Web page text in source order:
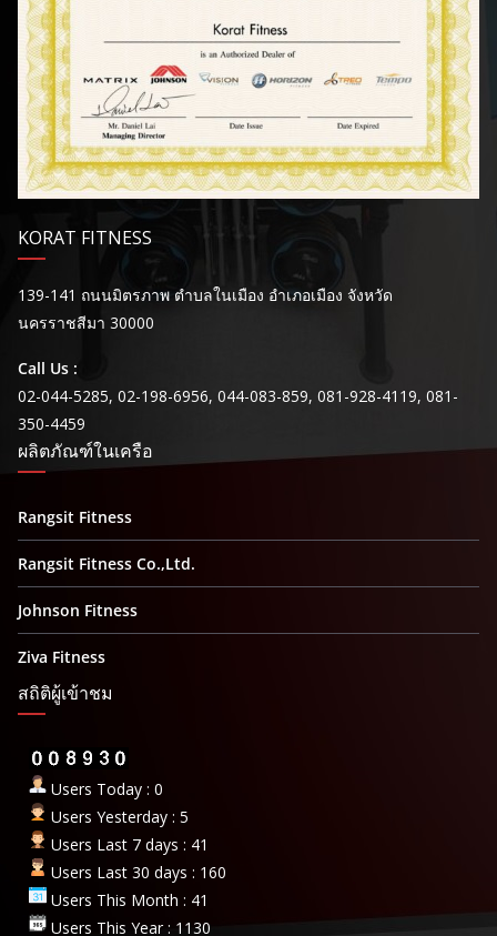
KORAT FITNESS
139-141 ถนนมิตรภาพ ตำบลในเมือง อำเภอเมือง จังหวัด
นครราชสีมา 30000
Call Us :
02-044-5285, 02-198-6956, 044-083-859, 081-928-4119, 081-
350-4459
ผลิตภัณฑ์ในเครือ
Rangsit Fitness
Rangsit Fitness Co.,Ltd.
Johnson Fitness
Ziva Fitness
สถิติผู้เข้าชม
Users Today : 0
Users Yesterday : 5
Users Last 7 days : 41
Users Last 30 days : 160
Users This Month : 41
Users This Year : 1130